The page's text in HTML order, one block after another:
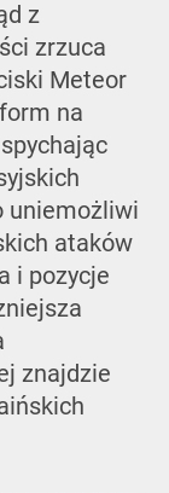
z
zrzuca
Meteor
na
uniemożliwi
ataków
i pozycje
znajdzie